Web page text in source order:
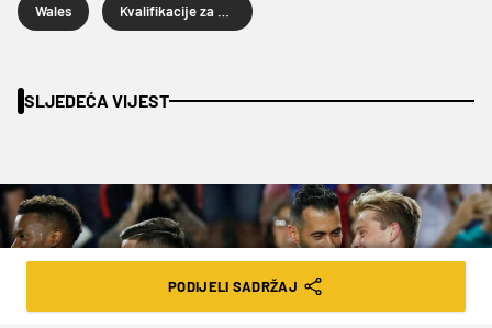
Wales
SLJEDEĆA VIJEST
PODIJELI SADRŽAJ